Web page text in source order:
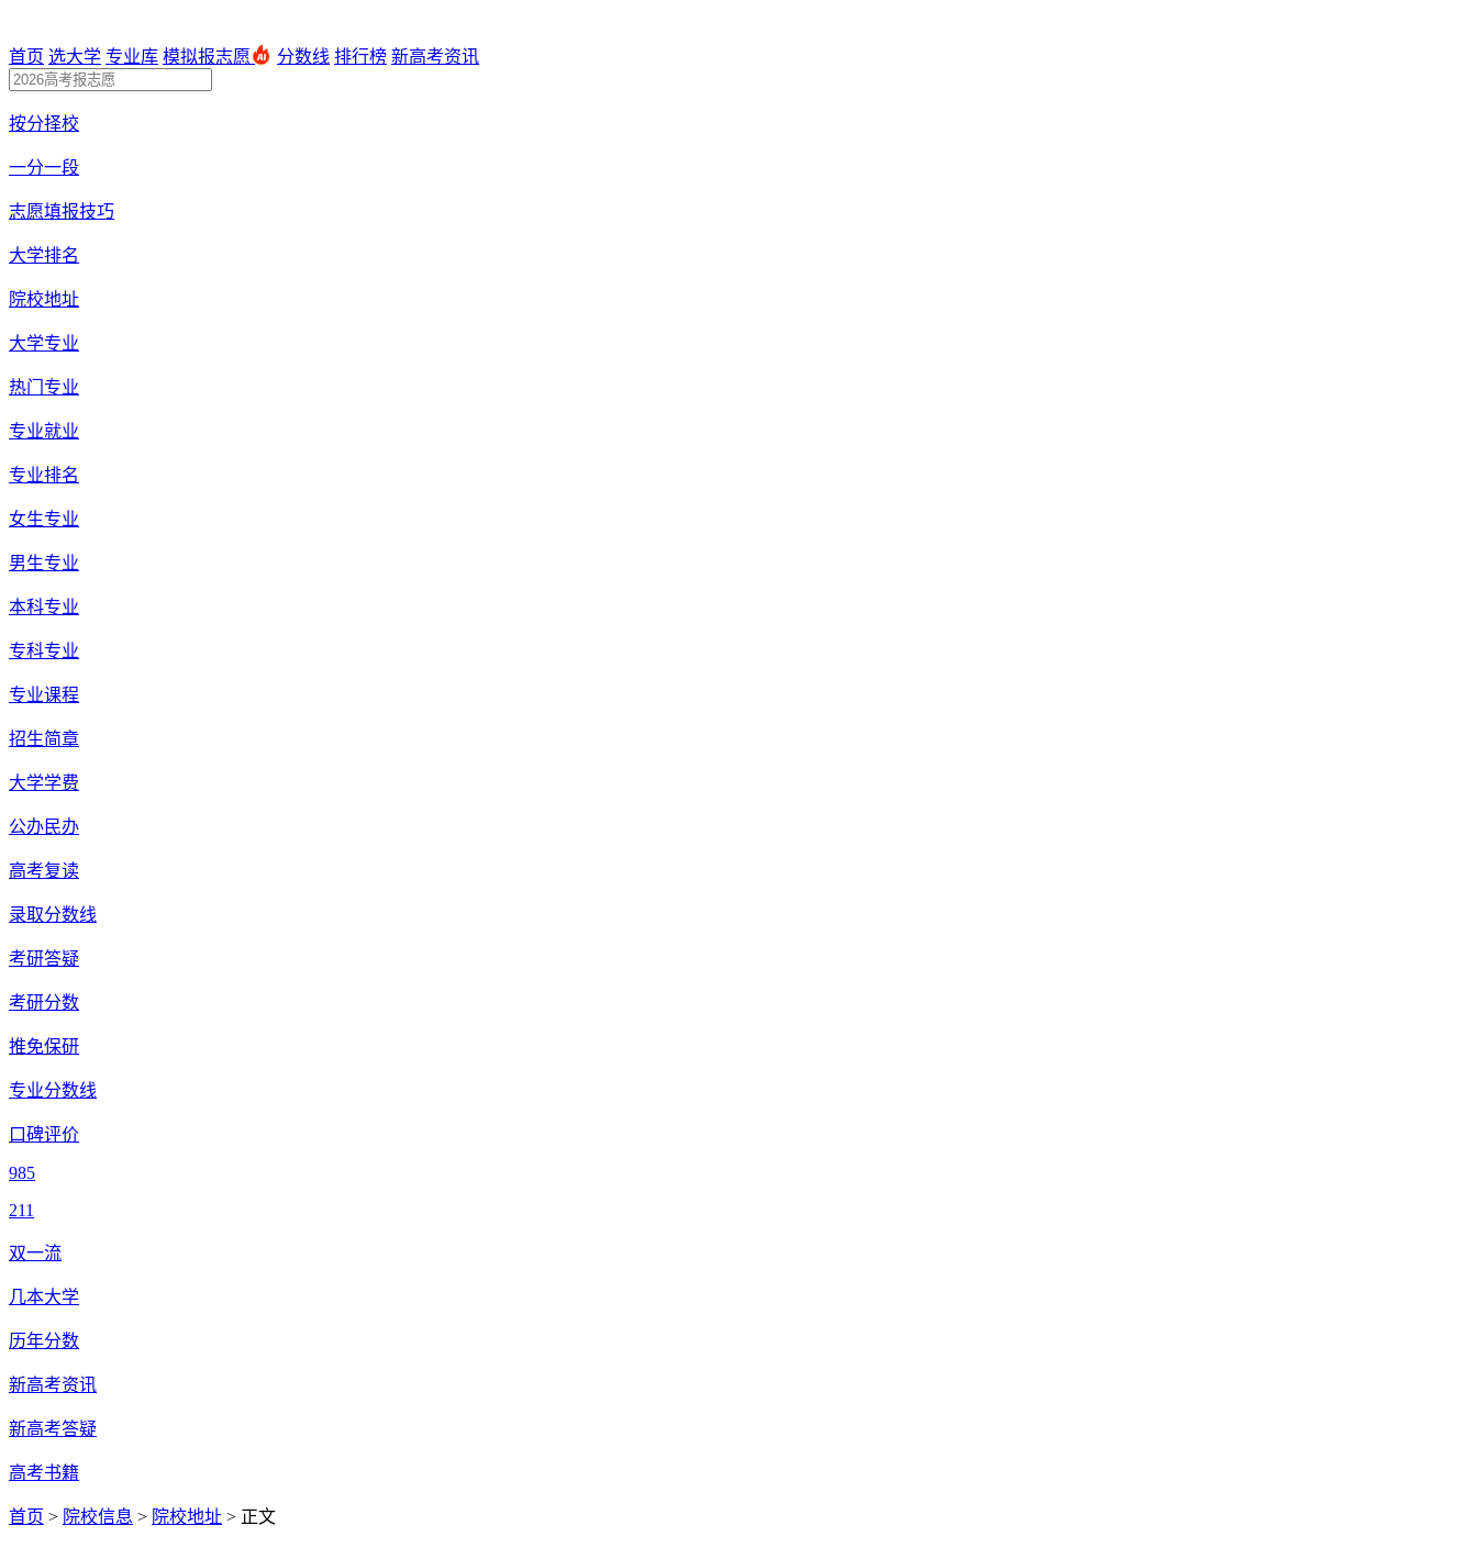
首页 选大学 专业库 模拟报志愿 分数线 排行榜 新高考资讯
按分择校
一分一段
志愿填报技巧
大学排名
院校地址
大学专业
热门专业
专业就业
专业排名
女生专业
男生专业
本科专业
专科专业
专业课程
招生简章
大学学费
公办民办
高考复读
录取分数线
考研答疑
考研分数
推免保研
专业分数线
口碑评价
985
211
双一流
几本大学
历年分数
新高考资讯
新高考答疑
高考书籍
首页 > 院校信息 > 院校地址 > 正文